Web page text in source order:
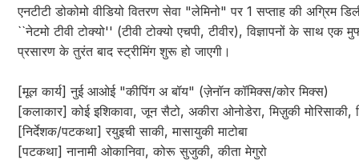
एनटीटी डोकोमो वीडियो वितरण सेवा "लेमिनो" पर 1 सप्ताह की अग्रिम
``नेटमो टीवी टोक्यो'' (टीवी टोक्यो एचपी, टीवीर), विज्ञापनों के साथ एक
प्रसारण के तुरंत बाद स्ट्रीमिंग शुरू हो जाएगी।
[मूल कार्य] नुई आओई "कीपिंग अ बॉय" (ज़ेनॉन कॉमिक्स/कोर मिक्स)
[कलाकार] कोई इशिकावा, जून सैटो, अकीरा ओनोडेरा, मिज़ुकी मोरिसाकी,
[निर्देशक/पटकथा] रयुइची साकी, मासायुकी माटोबा
[पटकथा] नानामी ओकानिवा, कोरू सुजुकी, कीता मेगुरो